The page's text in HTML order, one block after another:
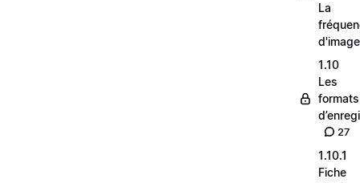
La
d'image
1.10
Les
formats
27
1.10.1
Fiche